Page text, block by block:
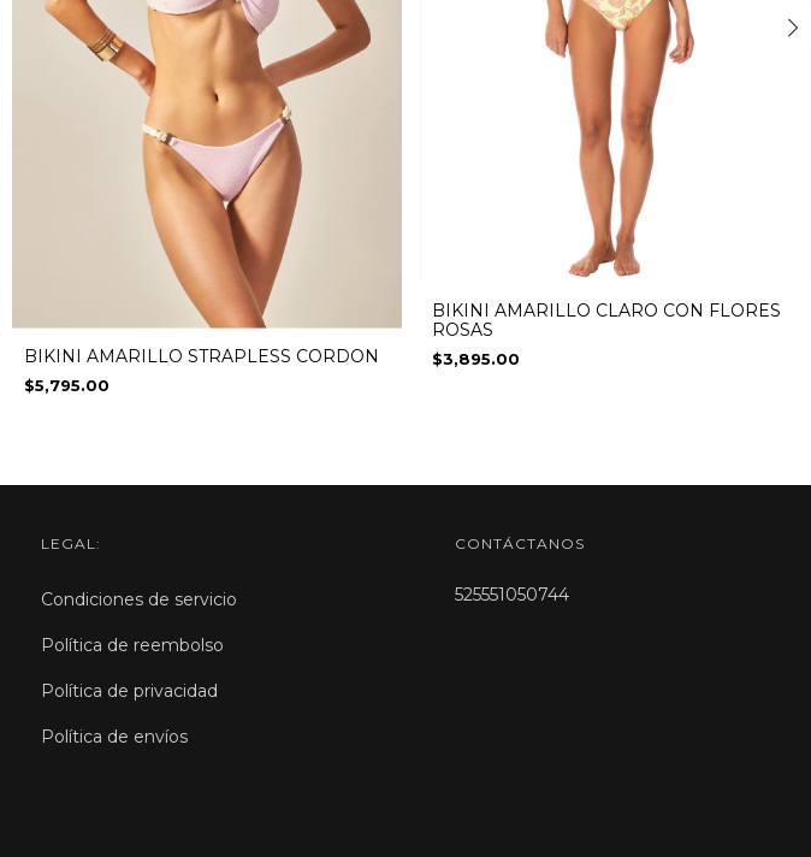
BIKINI AMARILLO STRAPLESS CORDON
$5,795.00
BIKINI AMARILLO CLARO CON FLORES
ROSAS
$3,895.00
LEGAL:
Condiciones de servicio
Política de reembolso
Política de privacidad
Política de envíos
CONTÁCTANOS
525551050744